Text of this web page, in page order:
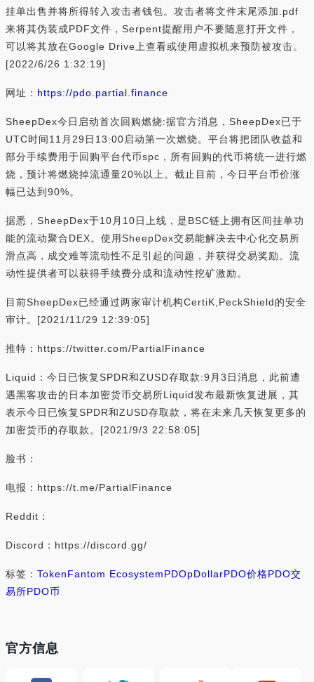
挂单出售并将所得转入攻击者钱包。攻击者将文件末尾添加.pdf
来将其伪装成PDF文件，Serpent提醒用户不要随意打开文件，
可以将其放在Google Drive上查看或使用虚拟机来预防被攻击。
[2022/6/26 1:32:19]
网址： https://pdo.partial.finance
SheepDex今日启动首次回购燃烧:据官方消息，SheepDex已于
UTC时间11月29日13:00启动第一次燃烧。平台将把团队收益和
部分手续费用于回购平台代币spc，所有回购的代币将统一进行燃
烧，预计将燃烧掉流通量20%以上。截止目前，今日平台币价涨
幅已达到90%。
据悉，SheepDex于10月10日上线，是BSC链上拥有区间挂单功
能的流动聚合DEX。使用SheepDex交易能解决去中心化交易所
滑点高，成交难等流动性不足引起的问题，并获得交易奖励。流
动性提供者可以获得手续费分成和流动性挖矿激励。
目前SheepDex已经通过两家审计机构CertiK,PeckShield的安全
审计。[2021/11/29 12:39:05]
推特：https://twitter.com/PartialFinance
Liquid：今日已恢复SPDR和ZUSD存取款:9月3日消息，此前遭
遇黑客攻击的日本加密货币交易所Liquid发布最新恢复进展，其
表示今日已恢复SPDR和ZUSD存取款，将在未来几天恢复更多的
加密货币的存取款。[2021/9/3 22:58:05]
脸书：
电报：https://t.me/PartialFinance
Reddit：
Discord：https://discord.gg/
标签： TokenFantom EcosystemPDOpDollarPDO价格PDO交
易所PDO币
官方信息